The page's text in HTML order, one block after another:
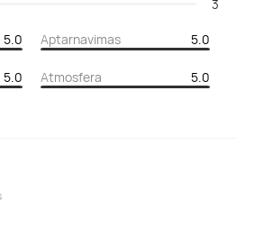
3
5.0 Aptarnavimas 5.0
5.0 Atmosfera 5.0